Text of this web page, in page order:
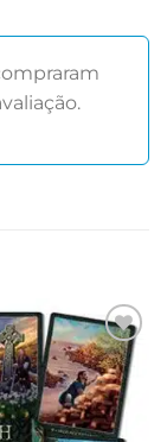
Adicionar
aos meus
desejos